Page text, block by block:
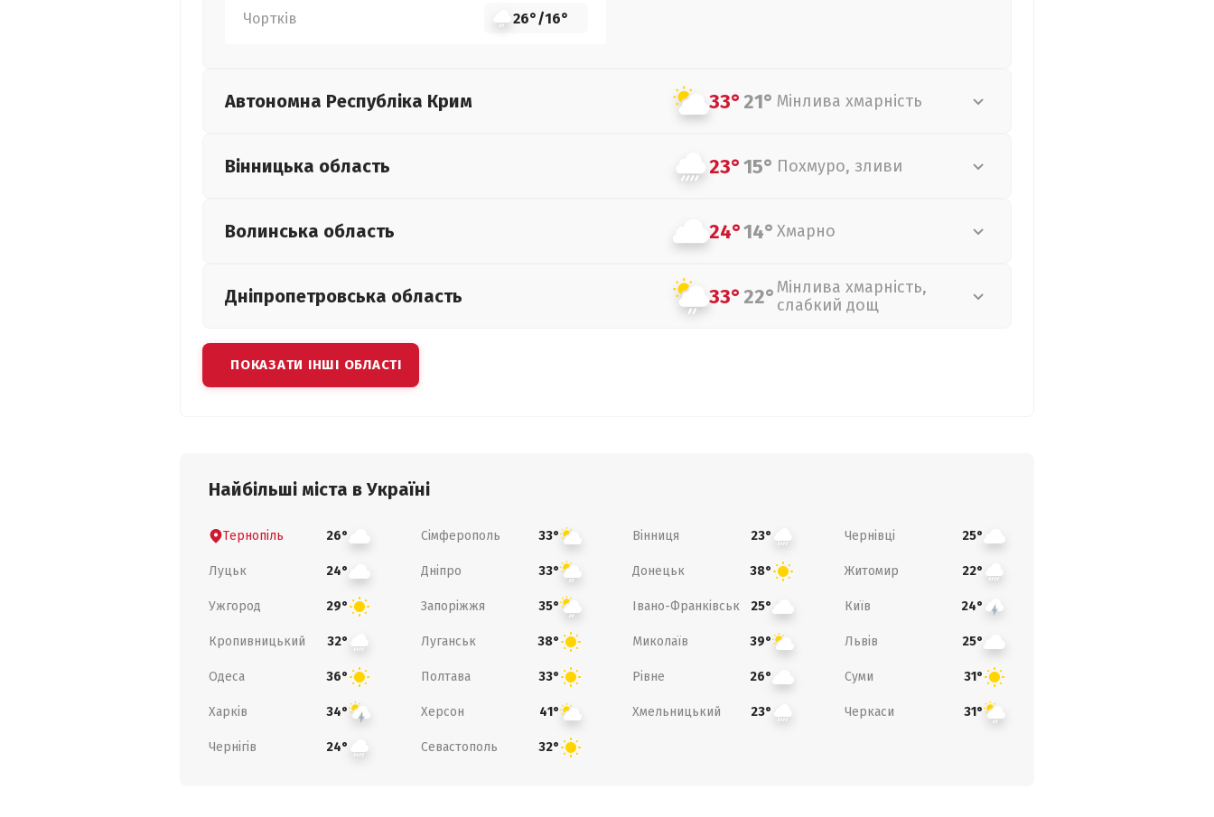
Чортків 26°/16°
Автономна Республіка Крим 33°21° Мінлива хмарність
Вінницька область 23°15° Похмуро, зливи
Волинська область 24°14° Хмарно
Дніпропетровська область 33°22°Мінлива хмарність,
слабкий дощ
ПОКАЗАТИ ІНШІ ОБЛАСТІ
Найбільші міста в Україні
Тернопіль 26° Сімферополь 33° Вінниця 23° Чернівці 25°
Луцьк 24° Дніпро 33° Донецьк 38° Житомир 22°
Ужгород 29° Запоріжжя 35° Івано-Франківськ 25° Київ 24°
Кропивницький 32° Луганськ 38° Миколаїв 39° Львів 25°
Одеса 36° Полтава 33° Рівне 26° Суми 31°
Харків 34° Херсон 41° Хмельницький 23° Черкаси 31°
Чернігів 24° Севастополь 32°